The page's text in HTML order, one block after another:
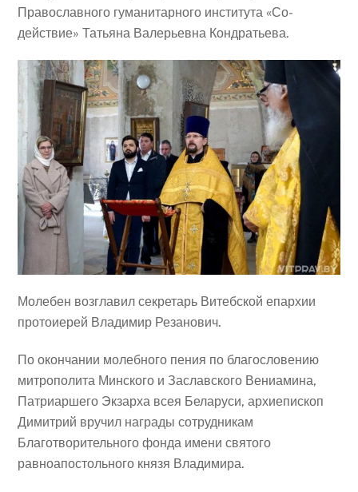
Православного гуманитарного института «Со-
действие» Татьяна Валерьевна Кондратьева.
Молебен возглавил секретарь Витебской епархии
протоиерей Владимир Резанович.
По окончании молебного пения по благословению
митрополита Минского и Заславского Вениамина,
Патриаршего Экзарха всея Беларуси, архиепископ
Димитрий вручил награды сотрудникам
Благотворительного фонда имени святого
равноапостольного князя Владимира.